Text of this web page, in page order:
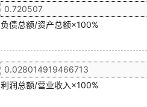
负债总额/资产总额×100%
利润总额/营业收入×100%